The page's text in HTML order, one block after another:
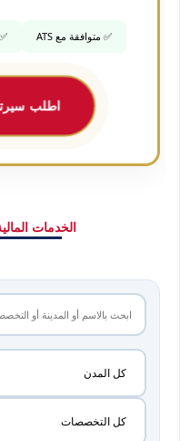
✅ متوافقة مع ATS
اطلب
الخدمات